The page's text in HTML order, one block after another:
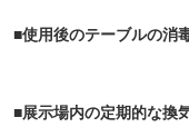
■使用後のテーブルの消
■展示場内の定期的な換